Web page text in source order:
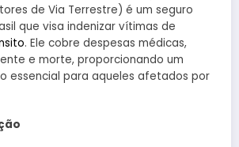
de Via Terrestre) é um seguro
que visa indenizar vítimas de
. Ele cobre despesas médicas,
e morte, proporcionando um
essencial para aqueles afetados por